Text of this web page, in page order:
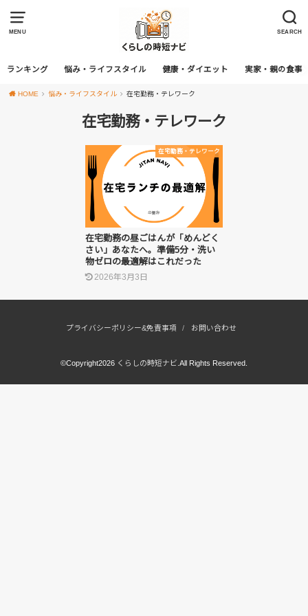
MENU SEARCH
ランキング 悩み・ライフスタイル 健康・ダイエット 実家・親の食事
HOME 悩み・ライフスタイル 在宅勤務・テレワーク
在宅勤務・テレワーク
在宅勤務・テレワーク
在宅勤務の昼ごはんが「めんどく
さい」あなたへ。準備5分・洗い
物ゼロの最適解はこれだった
2026年3月3日
プライバシーポリシー&免責事項 お問い合わせ
©Copyright2026 くらしの時短ナビ .All Rights Reserved.